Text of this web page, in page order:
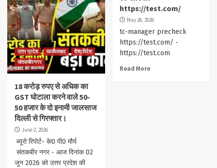
उत्तर प्रदेश खलीलाबाद
देश/विदेश
संतकबीरनगर
18 करोड़ रुपए से अधिक का
GST घोटाला करने वाले 50-
50 हजार के दो इनामी जालसाज
दिल्ली से गिरफ्तार।
June 2, 2026
ब्यूरो रिपोर्ट- के0 पी0 मौर्य
संतकबीर नगर - आज दिनांक 02
जून 2026 को उत्तर प्रदेश की
https://test.com/
May 26, 2026
tc-manager precheck
https://test.com/ -
https://test.com
Read More